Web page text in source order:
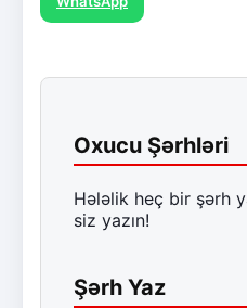
Oxucu Şərhləri
Hələlik heç bir şərh
siz yazın!
Şərh Yaz